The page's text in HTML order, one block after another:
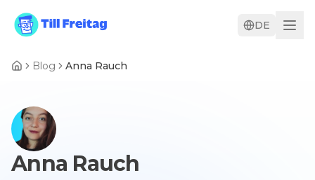
DE
Blog Anna Rauch
Anna Rauch